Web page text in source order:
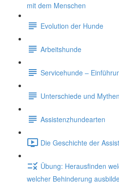
mit dem Menschen
Evolution der Hunde
Arbeitshunde
Servicehunde –
Unterschiede und Mythen
Assistenzhundearten
Die Geschichte der
Übung: Herausfinden
welcher Behinderung